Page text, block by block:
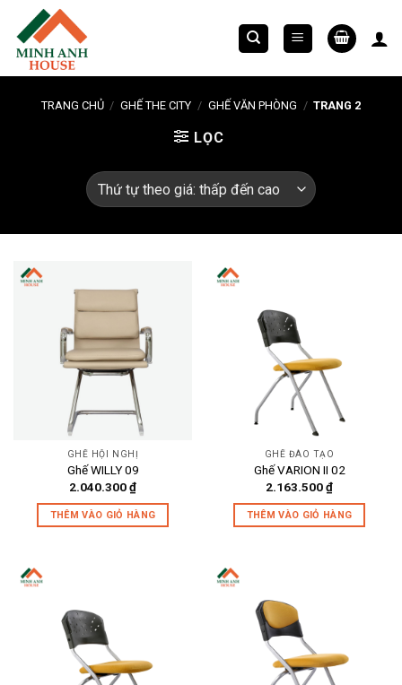
Chuyển
đến
nội
dung
TRANG CHỦ / GHẾ THE CITY / GHẾ VĂN PHÒNG / TRANG 2
LỌC
GHẾ HỘI NGHỊ
Ghế WILLY 09
2.040.300₫
THÊM VÀO GIỎ HÀNG
GHẾ ĐÀO TẠO
Ghế VARION II 02
2.163.500₫
THÊM VÀO GIỎ HÀNG